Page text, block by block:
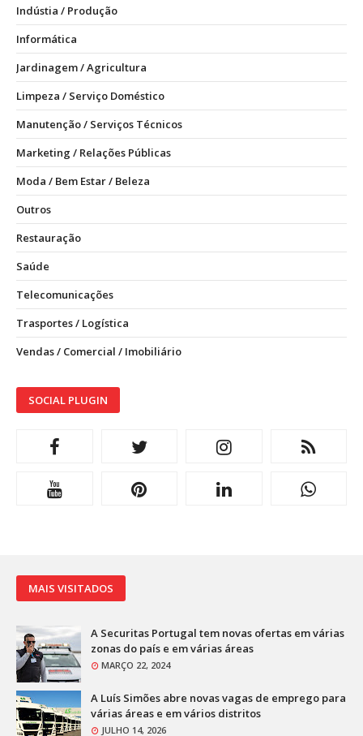
Indústia / Produção
Informática
Jardinagem / Agricultura
Limpeza / Serviço Doméstico
Manutenção / Serviços Técnicos
Marketing / Relações Públicas
Moda / Bem Estar / Beleza
Outros
Restauração
Saúde
Telecomunicações
Trasportes / Logística
Vendas / Comercial / Imobiliário
SOCIAL PLUGIN
MAIS VISITADOS
A Securitas Portugal tem novas ofertas em várias
zonas do país e em várias áreas
MARÇO 22, 2024
A Luís Simões abre novas vagas de emprego para
várias áreas e em vários distritos
JULHO 14, 2026